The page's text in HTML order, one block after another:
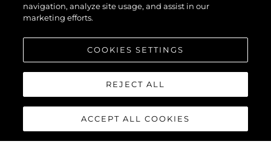
navigation, analyze site usage, and assist in our
marketing efforts.
COOKIES SETTINGS
REJECT ALL
ACCEPT ALL COOKIES